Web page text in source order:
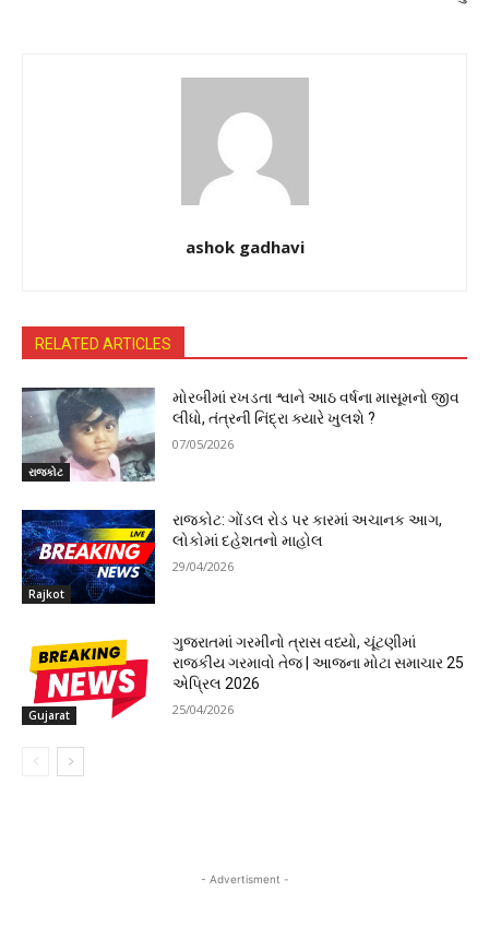
ashok gadhavi
RELATED ARTICLES
રાજકોટ
મોરબીમાં રખડતા શ્વાને આઠ વર્ષના માસૂમનો જીવ
લીધો, તંત્રની નિંદ્રા ક્યારે ખુલશે ?
07/05/2026
Rajkot
રાજકોટ: ગોંડલ રોડ પર કારમાં અચાનક આગ,
લોકોમાં દહેશતનો માહોલ
29/04/2026
Gujarat
ગુજરાતમાં ગરમીનો ત્રાસ વધ્યો, ચૂંટણીમાં
રાજકીય ગરમાવો તેજ | આજના મોટા સમાચાર 25
એપ્રિલ 2026
25/04/2026
- Advertisment -